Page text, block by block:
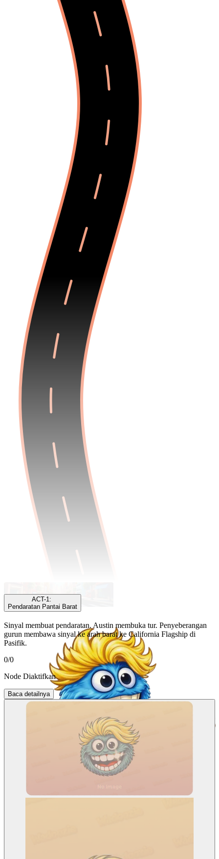
ACT-1:
Pendaratan Pantai Barat
Sinyal membuat pendaratan. Austin membuka tur. Penyeberangan
gurun membawa sinyal ke arah barat ke California Flagship di
Pasifik.
0/0
Node Diaktifkan
Baca detailnya